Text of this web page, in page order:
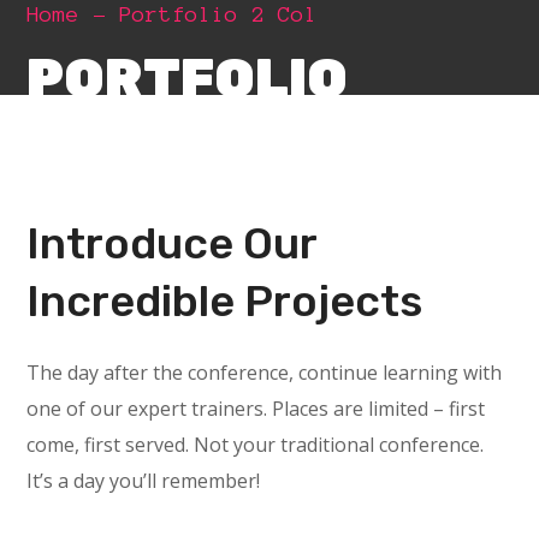
Home Portfolio 2 Col
PORTFOLIO
Introduce Our
Incredible Projects
The day after the conference, continue learning with
one of our expert trainers. Places are limited – first
come, first served. Not your traditional conference.
It’s a day you’ll remember!